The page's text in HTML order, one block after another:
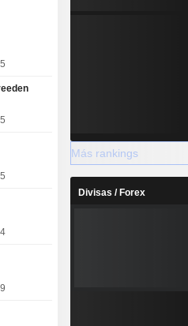
de
que
Bank
Más rankings
Divisas / Forex